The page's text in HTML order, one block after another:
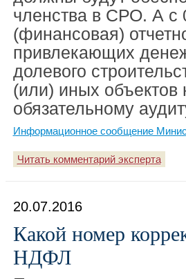
членства в СРО. А с
(финансовая)
привлекающих
долевого
(или) иных
обязательному
Информационное сообщение
Читать комментарий эксперта
20.07.2016
Какой номер
НДФЛ